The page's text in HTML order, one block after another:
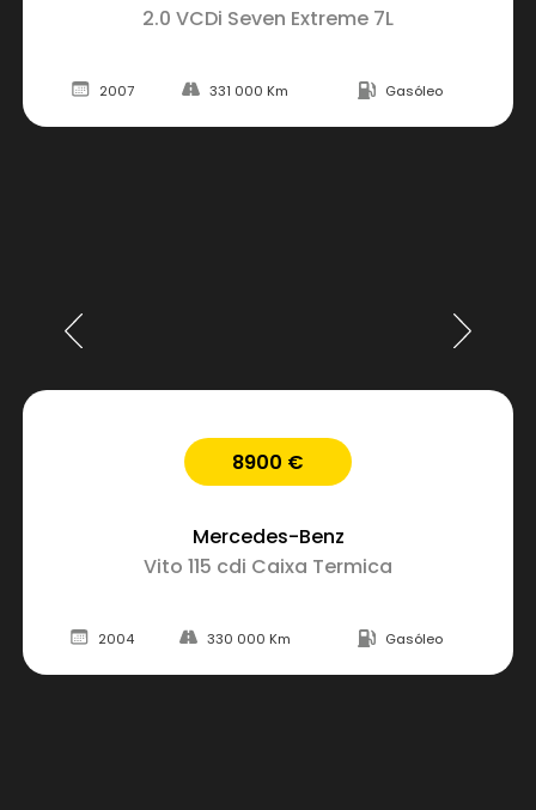
2.0 VCDi Seven Extreme 7L
2007 331 000 Km Gasóleo
8900 €
Mercedes-Benz
Vito 115 cdi Caixa Termica
2004 330 000 Km Gasóleo